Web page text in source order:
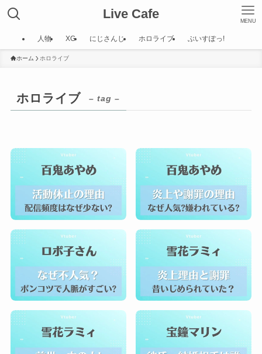
Live Cafe MENU
人物 XG にじさんじ ホロライブ ぶいすぽっ!
ホーム ホロライブ
ホロライブ – tag –